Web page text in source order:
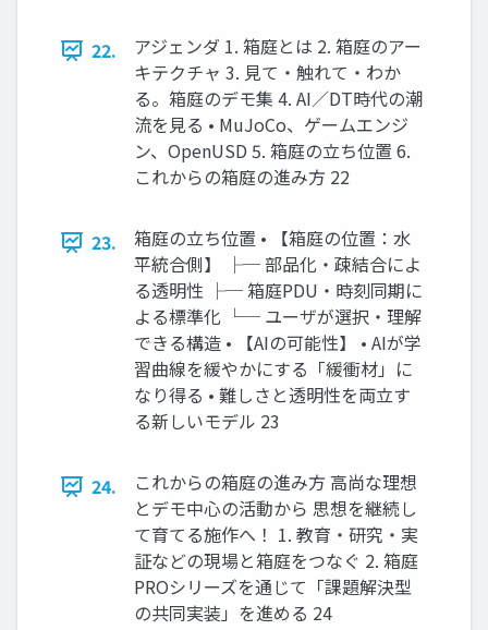
22.
アジェンダ 1. 箱庭とは 2. 箱庭のアー
キテクチャ 3. 見て・触れて・わか
る。箱庭のデモ集 4. AI／DT時代の潮
流を見る • MuJoCo、ゲームエンジ
ン、OpenUSD 5. 箱庭の立ち位置 6.
これからの箱庭の進み方 22
23.
箱庭の立ち位置 • 【箱庭の位置：水
平統合側】 ├─ 部品化・疎結合によ
る透明性 ├─ 箱庭PDU・時刻同期に
よる標準化 └─ ユーザが選択・理解
できる構造 • 【AIの可能性】 • AIが学
習曲線を緩やかにする「緩衝材」に
なり得る • 難しさと透明性を両立す
る新しいモデル 23
24.
これからの箱庭の進み方 高尚な理想
とデモ中心の活動から 思想を継続し
て育てる施作へ！ 1. 教育・研究・実
証などの現場と箱庭をつなぐ 2. 箱庭
PROシリーズを通じて「課題解決型
の共同実装」を進める 24